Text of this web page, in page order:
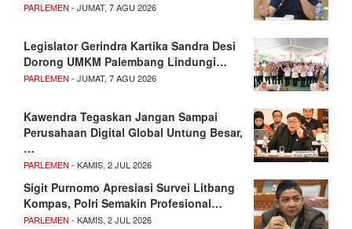
PARLEMEN - JUMAT, 7 AGU 2026
Legislator Gerindra Kartika Sandra Desi
Dorong UMKM Palembang Lindungi…
PARLEMEN - JUMAT, 7 AGU 2026
Kawendra Tegaskan Jangan Sampai
Perusahaan Digital Global Untung Besar,
…
PARLEMEN - KAMIS, 2 JUL 2026
Sigit Purnomo Apresiasi Survei Litbang
Kompas, Polri Semakin Profesional…
PARLEMEN - KAMIS, 2 JUL 2026